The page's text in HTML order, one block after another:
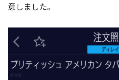
意しました。